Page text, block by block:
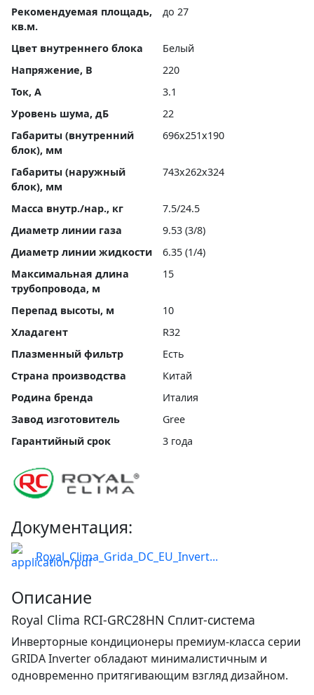
Рекомендуемая площадь,
кв.м.
до 27
Цвет внутреннего блока
Белый
Напряжение, В
220
Ток, А
3.1
Уровень шума, дБ
22
Габариты (внутренний
блок), мм
696x251x190
Габариты (наружный
блок), мм
743x262x324
Масса внутр./нар., кг
7.5/24.5
Диаметр линии газа
9.53 (3/8)
Диаметр линии жидкости
6.35 (1/4)
Максимальная длина
трубопровода, м
15
Перепад высоты, м
10
Хладагент
R32
Плазменный фильтр
Есть
Страна производства
Китай
Родина бренда
Италия
Завод изготовитель
Gree
Гарантийный срок
3 года
Документация:
Royal_Clima_Grida_DC_EU_Invert...
Описание
Royal Clima RCI-GRС28HN Сплит-система
Инверторные кондиционеры премиум-класса серии
GRIDA Inverter обладают минималистичным и
одновременно притягивающим взгляд дизайном.